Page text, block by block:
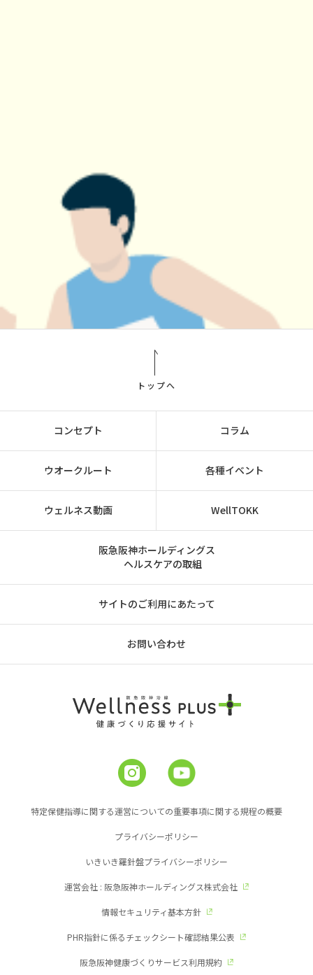
トップへ
コンセプト コラム
ウオークルート 各種イベント
ウェルネス動画 WellTOKK
阪急阪神ホールディングス
ヘルスケアの取組
サイトのご利用にあたって
お問い合わせ
特定保健指導に関する運営についての重要事項に関する規程の概要
プライバシーポリシー
いきいき羅針盤プライバシーポリシー
運営会社 : 阪急阪神ホールディングス株式会社
情報セキュリティ基本方針
PHR指針に係るチェックシート確認結果公表
阪急阪神健康づくりサービス利用規約